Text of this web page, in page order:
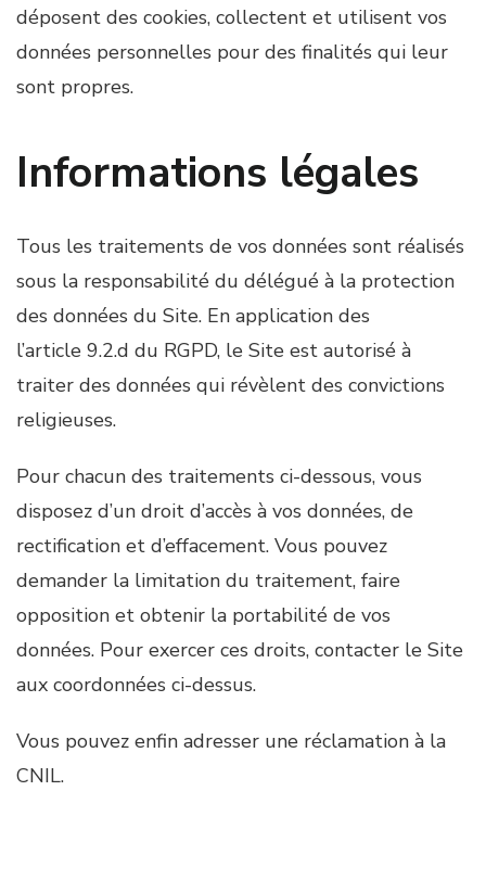
déposent des cookies, collectent et utilisent vos
données personnelles pour des finalités qui leur
sont propres.
Informations légales
Tous les traitements de vos données sont réalisés
sous la responsabilité du délégué à la protection
des données du Site. En application des
l’article 9.2.d du RGPD, le Site est autorisé à
traiter des données qui révèlent des convictions
religieuses.
Pour chacun des traitements ci-dessous, vous
disposez d’un droit d’accès à vos données, de
rectification et d’effacement. Vous pouvez
demander la limitation du traitement, faire
opposition et obtenir la portabilité de vos
données. Pour exercer ces droits, contacter le Site
aux coordonnées ci-dessus.
Vous pouvez enfin adresser une réclamation à la
CNIL.